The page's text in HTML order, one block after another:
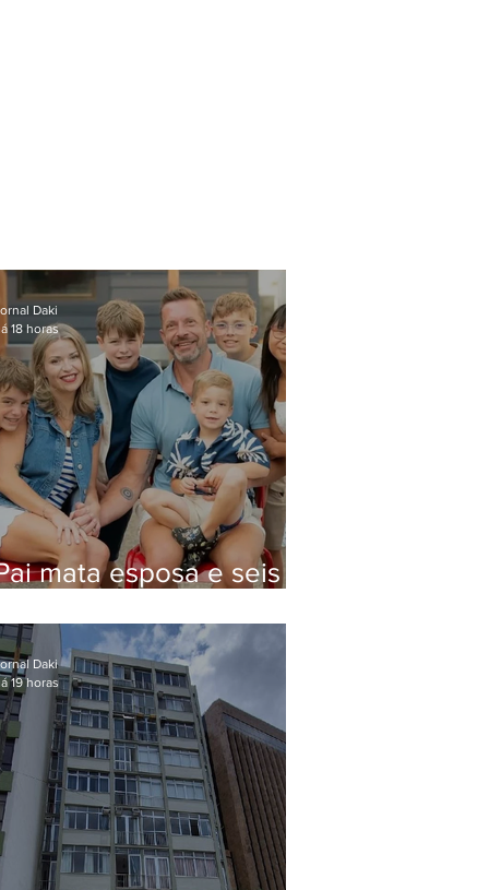
mata esposa e seis
Daki
18 horas
Daki
19 horas